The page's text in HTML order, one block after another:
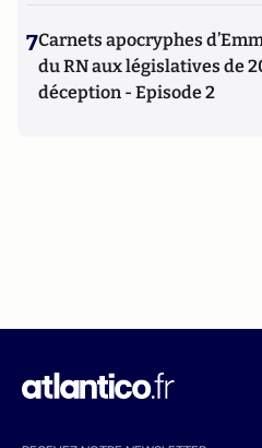
7Carnets apocryphes
du RN aux législatives de
déception - Episode 2